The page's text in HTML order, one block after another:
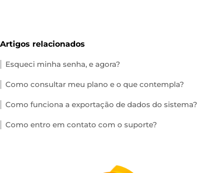
Artigos relacionados
Esqueci minha senha, e agora?
Como consultar meu plano e o que contempla?
Como funciona a exportação de dados do sistema?
Como entro em contato com o suporte?